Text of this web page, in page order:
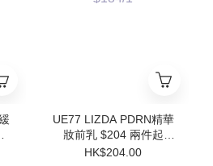
UE77 LIZDA PDRN精華
妝前乳 $204 兩件起
$184/1
HK$204.00